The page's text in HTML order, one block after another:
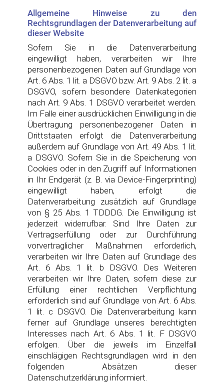
Allgemeine Hinweise zu den
Rechtsgrundlagen der Datenverarbeitung auf
dieser Website
Sofern Sie in die Datenverarbeitung
eingewilligt haben, verarbeiten wir Ihre
personenbezogenen Daten auf Grundlage von
Art. 6 Abs. 1 lit. a DSGVO bzw. Art. 9 Abs. 2 lit. a
DSGVO, sofern besondere Datenkategorien
nach Art. 9 Abs. 1 DSGVO verarbeitet werden.
Im Falle einer ausdrücklichen Einwilligung in die
Übertragung personenbezogener Daten in
Drittstaaten erfolgt die Datenverarbeitung
außerdem auf Grundlage von Art. 49 Abs. 1 lit.
a DSGVO. Sofern Sie in die Speicherung von
Cookies oder in den Zugriff auf Informationen
in Ihr Endgerät (z. B. via Device-Fingerprinting)
eingewilligt haben, erfolgt die
Datenverarbeitung zusätzlich auf Grundlage
von § 25 Abs. 1 TDDDG. Die Einwilligung ist
jederzeit widerrufbar. Sind Ihre Daten zur
Vertragserfüllung oder zur Durchführung
vorvertraglicher Maßnahmen erforderlich,
verarbeiten wir Ihre Daten auf Grundlage des
Art. 6 Abs. 1 lit. b DSGVO. Des Weiteren
verarbeiten wir Ihre Daten, sofern diese zur
Erfüllung einer rechtlichen Verpflichtung
erforderlich sind auf Grundlage von Art. 6 Abs.
1 lit. c DSGVO. Die Datenverarbeitung kann
ferner auf Grundlage unseres berechtigten
Interesses nach Art. 6 Abs. 1 lit. F DSGVO
erfolgen. Über die jeweils im Einzelfall
einschlägigen Rechtsgrundlagen wird in den
folgenden Absätzen dieser
Datenschutzerklärung informiert.